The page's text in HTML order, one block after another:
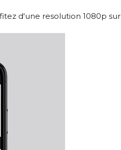
d'une resolution 1080p sur